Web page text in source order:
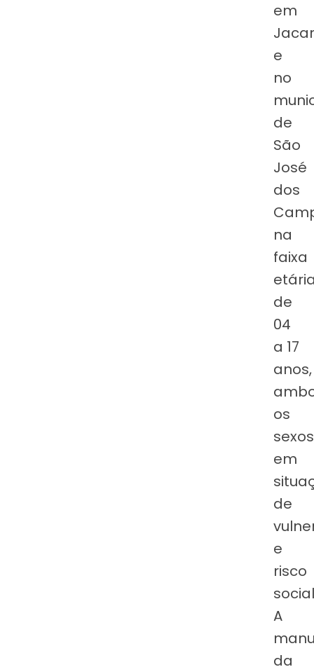
em
e
no
de
São
José
dos
na
faixa
de
04
a 17
anos,
os
em
de
e
risco
A
da